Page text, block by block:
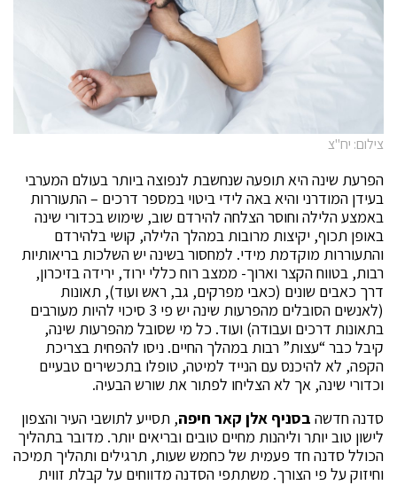
צילום: יח"צ
הפרעת שינה היא תופעה שנחשבת לנפוצה ביותר בעולם המערבי
בעידן המודרני והיא באה לידי ביטוי במספר דרכים – התעוררות
באמצע הלילה וחוסר הצלחה להירדם שוב, שימוש בכדורי שינה
באופן תכוף, יקיצות מרובות במהלך הלילה, קושי בלהירדם
והתעוררות מוקדמת מידי. למחסור בשינה יש השלכות בריאותיות
רבות, בטווח הקצר וארוך- ממצב רוח כללי ירוד, ירידה בזיכרון,
דרך כאבים שונים (כאבי מפרקים, גב, ראש ועוד), תאונות
(לאנשים הסובלים מהפרעות שינה יש פי 3 סיכוי להיות מעורבים
בתאונות דרכים ועבודה) ועוד. כל מי שסובל מהפרעות שינה,
קיבל כבר “עצות” רבות במהלך החיים. ניסו להפחית בצריכת
הקפה, לא להיכנס עם הנייד למיטה, טופלו בתכשירים טבעיים
וכדורי שינה, אך לא הצליחו לפתור את שורש הבעיה.
סדנה חדשה בסניף אלן קאר חיפה, תסייע לתושבי העיר והצפון
לישון טוב יותר וליהנות מחיים טובים ובריאים יותר. מדובר בתהליך
הכולל סדנה חד פעמית של כחמש שעות, תרגילים ותהליך תמיכה
וחיזוק על פי הצורך. משתתפי הסדנה מדווחים על קבלת זווית